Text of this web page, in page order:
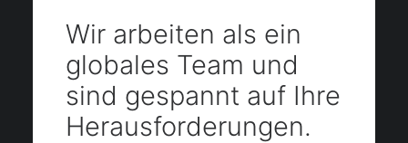
Wir arbeiten als ein
globales Team und
sind gespannt auf Ihre
Heraus­forderungen.